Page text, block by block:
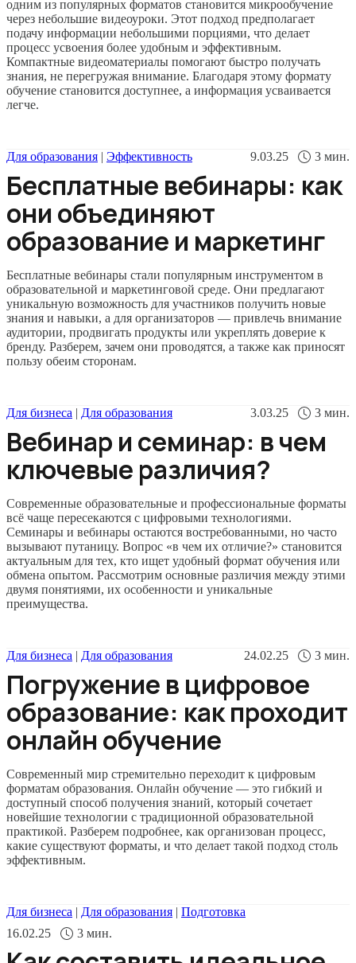
одним из популярных форматов становится микрообучение
через небольшие видеоуроки. Этот подход предполагает
подачу информации небольшими порциями, что делает
процесс усвоения более удобным и эффективным.
Компактные видеоматериалы помогают быстро получать
знания, не перегружая внимание. Благодаря этому формату
обучение становится доступнее, а информация усваивается
легче.
Для образования | Эффективность 9.03.25 3 мин.
Бесплатные вебинары: как
они объединяют
образование и маркетинг
Бесплатные вебинары стали популярным инструментом в
образовательной и маркетинговой среде. Они предлагают
уникальную возможность для участников получить новые
знания и навыки, а для организаторов — привлечь внимание
аудитории, продвигать продукты или укреплять доверие к
бренду. Разберем, зачем они проводятся, а также как приносят
пользу обеим сторонам.
Для бизнеса | Для образования 3.03.25 3 мин.
Вебинар и семинар: в чем
ключевые различия?
Современные образовательные и профессиональные форматы
всё чаще пересекаются с цифровыми технологиями.
Семинары и вебинары остаются востребованными, но часто
вызывают путаницу. Вопрос «в чем их отличие?» становится
актуальным для тех, кто ищет удобный формат обучения или
обмена опытом. Рассмотрим основные различия между этими
двумя понятиями, их особенности и уникальные
преимущества.
Для бизнеса | Для образования 24.02.25 3 мин.
Погружение в цифровое
образование: как проходит
онлайн обучение
Современный мир стремительно переходит к цифровым
форматам образования. Онлайн обучение — это гибкий и
доступный способ получения знаний, который сочетает
новейшие технологии с традиционной образовательной
практикой. Разберем подробнее, как организован процесс,
какие существуют форматы, и что делает такой подход столь
эффективным.
Для бизнеса | Для образования | Подготовка
16.02.25
3 мин.